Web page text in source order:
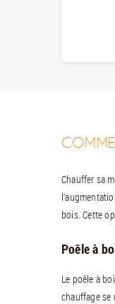
Chauffer sa
bois. Cette
Poêle à
Le poêle à
chauffage se